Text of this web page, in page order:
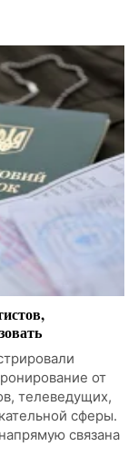
от
телеведущих,
сферы.
связана